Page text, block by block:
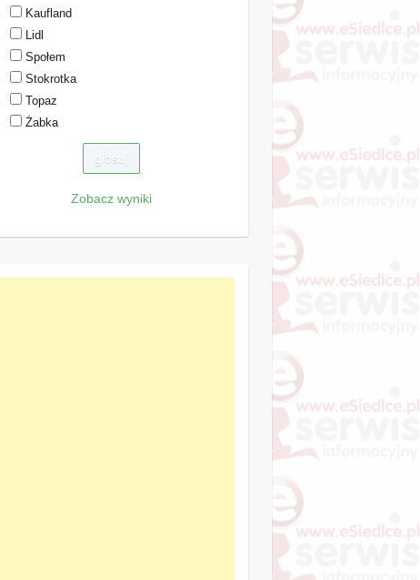
Kaufland
Lidl
Społem
Stokrotka
Topaz
Żabka
Zobacz wyniki